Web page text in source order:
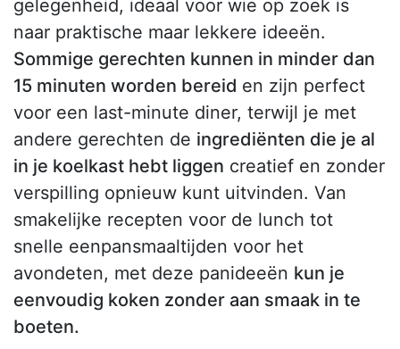
gelegenheid, ideaal voor wie op zoek is
naar praktische maar lekkere ideeën.
Sommige gerechten kunnen in minder dan
15 minuten worden bereid en zijn perfect
voor een last-minute diner, terwijl je met
andere gerechten de ingrediënten die je al
in je koelkast hebt liggen creatief en zonder
verspilling opnieuw kunt uitvinden. Van
smakelijke recepten voor de lunch tot
snelle eenpansmaaltijden voor het
avondeten, met deze panideeën kun je
eenvoudig koken zonder aan smaak in te
boeten.